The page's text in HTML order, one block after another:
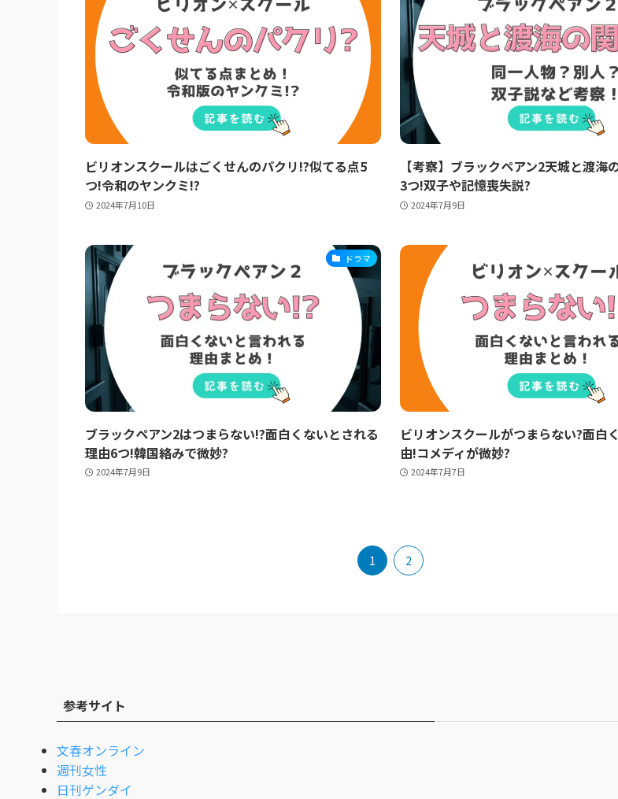
ビリオンスクールはごくせんのパクリ!?似てる点5
つ!令和のヤンクミ!?
2024年7月10日
【考察】ブラックペアン2天城と渡海
3つ!双子や記憶喪失説?
2024年7月9日
ドラマ
ブラックペアン2はつまらない!?面白くないとされる
理由6つ!韓国絡みで微妙?
2024年7月9日
ビリオンスクールがつまらない?面白
由!コメディが微妙?
2024年7月7日
1 2
参考サイト
文春オンライン
週刊女性
日刊ゲンダイ